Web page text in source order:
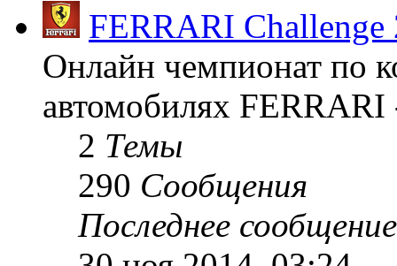
FERRARI
Онлайн чемпионат по
автомобилях
2 Темы
290 Сообщения
Последнее сообщение